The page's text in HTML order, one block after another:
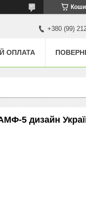
+380 (99)
ОПЛАТА
5 дизайн